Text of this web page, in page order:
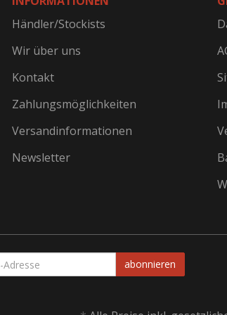
Händler/Stockists
Wir über uns
Kontakt
Zahlungsmöglichkeiten
Versandinformationen
Newsletter
abonnieren